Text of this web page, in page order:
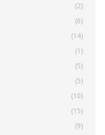
(2)
(6)
(14)
(1)
(5)
(5)
(10)
(15)
(9)